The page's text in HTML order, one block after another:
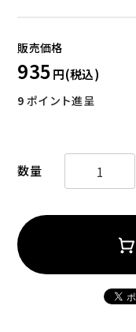
お試しセット
アウトレット
935
9 ポイント進呈